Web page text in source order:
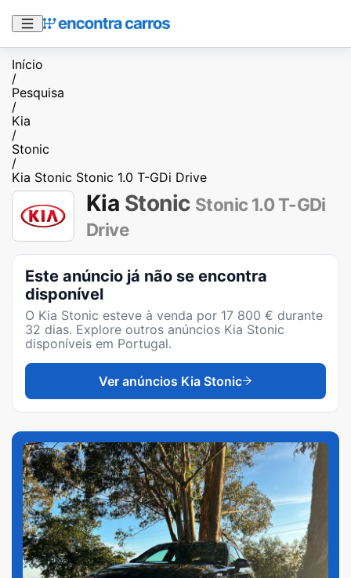
Início
/
Pesquisa
/
Kia
/
Stonic
/
Kia Stonic Stonic 1.0 T-GDi Drive
Kia Stonic Stonic 1.0 T-GDi
Drive
Este anúncio já não se encontra
disponível
O Kia Stonic esteve à venda por 17 800 € durante
32 dias. Explore outros anúncios Kia Stonic
disponíveis em Portugal.
Ver anúncios Kia Stonic